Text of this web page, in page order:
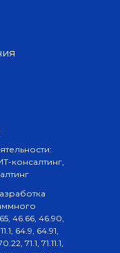
консалтинг,
46.66, 46.90,
64.9, 64.91,
71.1, 71.11.1,